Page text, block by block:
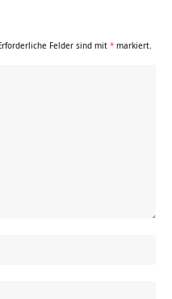
Felder sind mit * markiert.